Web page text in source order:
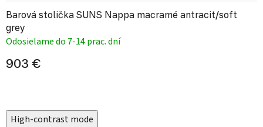
Barová stolička SUNS Nappa macramé antracit/soft
grey
Odosielame do 7-14 prac. dní
903 €
High-contrast mode